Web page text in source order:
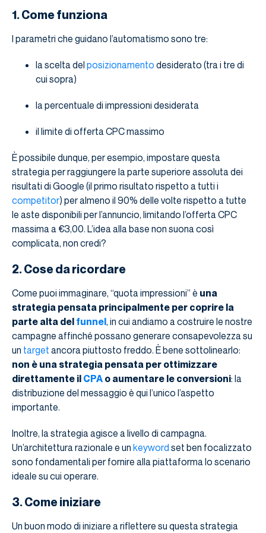
1. Come funziona
I parametri che guidano l’automatismo sono tre:
la scelta del posizionamento desiderato (tra i tre di
cui sopra)
la percentuale di impressioni desiderata
il limite di offerta CPC massimo
È possibile dunque, per esempio, impostare questa
strategia per raggiungere la parte superiore assoluta dei
risultati di Google (il primo risultato rispetto a tutti i
competitor) per almeno il 90% delle volte rispetto a tutte
le aste disponibili per l’annuncio, limitando l’offerta CPC
massima a €3,00. L’idea alla base non suona così
complicata, non credi?
2. Cose da ricordare
Come puoi immaginare, “quota impressioni” è una
strategia pensata principalmente per coprire la
parte alta del funnel, in cui andiamo a costruire le nostre
campagne affinché possano generare consapevolezza su
un target ancora piuttosto freddo. È bene sottolinearlo:
non è una strategia pensata per ottimizzare
direttamente il CPA o aumentare le conversioni: la
distribuzione del messaggio è qui l’unico l’aspetto
importante.
Inoltre, la strategia agisce a livello di campagna.
Un’architettura razionale e un keyword set ben focalizzato
sono fondamentali per fornire alla piattaforma lo scenario
ideale su cui operare.
3. Come iniziare
Un buon modo di iniziare a riflettere su questa strategia